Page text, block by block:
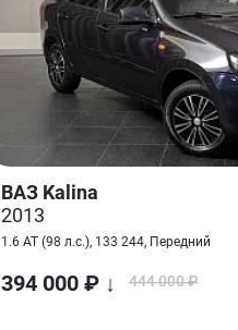
ВАЗ Kalina
2013
1.6 AT (98 л.с.), 133 244, Передний
394 000 ₽ ↓ 444 000 ₽